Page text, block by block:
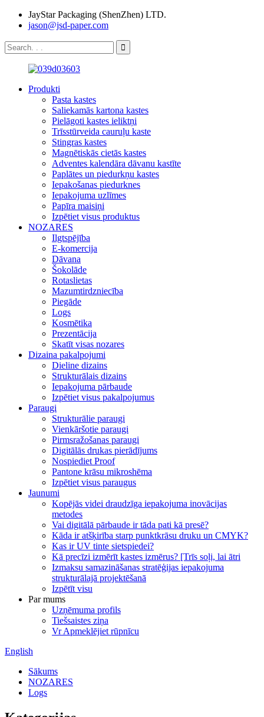
JayStar Packaging (ShenZhen) LTD.
jason@jsd-paper.com
Produkti
Pasta kastes
Saliekamās kartona kastes
Pielāgoti kastes ieliktņi
Trīsstūrveida cauruļu kaste
Stingras kastes
Magnētiskās cietās kastes
Adventes kalendāra dāvanu kastīte
Paplātes un piedurkņu kastes
Iepakošanas piedurknes
Iepakojuma uzlīmes
Papīra maisiņi
Izpētiet visus produktus
NOZARES
Ilgtspējība
E-komercija
Dāvana
Šokolāde
Rotaslietas
Mazumtirdzniecība
Piegāde
Logs
Kosmētika
Prezentācija
Skatīt visas nozares
Dizaina pakalpojumi
Dieline dizains
Strukturālais dizains
Iepakojuma pārbaude
Izpētiet visus pakalpojumus
Paraugi
Strukturālie paraugi
Vienkāršotie paraugi
Pirmsražošanas paraugi
Digitālās drukas pierādījums
Nospiediet Proof
Pantone krāsu mikroshēma
Izpētiet visus paraugus
Jaunumi
Kopējās videi draudzīga iepakojuma inovācijas
metodes
Vai digitālā pārbaude ir tāda pati kā presē?
Kāda ir atšķirība starp punktkrāsu druku un CMYK?
Kas ir UV tinte sietspiedei?
Kā precīzi izmērīt kastes izmērus? [Trīs soļi, lai ātri
Izmaksu samazināšanas stratēģijas iepakojuma
strukturālajā projektēšanā
Izpētīt visu
Par mums
Uzņēmuma profils
Tiešsaistes ziņa
Vr Apmeklējiet rūpnīcu
English
Sākums
NOZARES
Logs